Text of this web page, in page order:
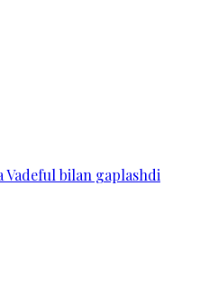
bilan gaplashdi